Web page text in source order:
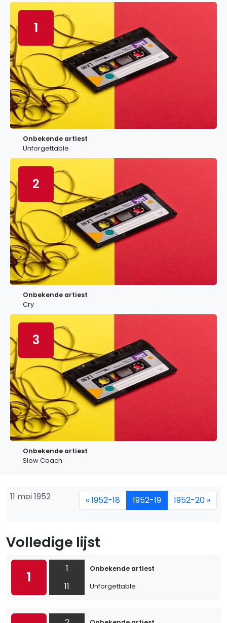
1
Onbekende artiest
Unforgettable
2
Onbekende artiest
Cry
3
Onbekende artiest
Slow Coach
11 mei 1952 « 1952-18 1952-19 1952-20 »
Volledige lijst
1
1
11
Onbekende artiest
Unforgettable